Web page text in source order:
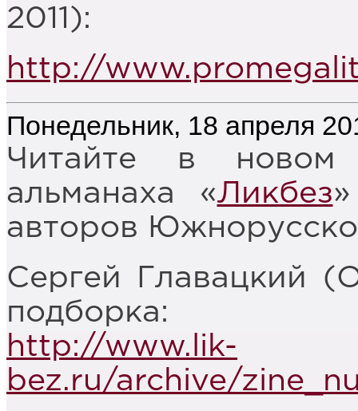
2011):
http://
Понедельник, 18 апреля
Читайте в новом
альманаха «Ликбез
авторов
Сергей Главацкий
подборка:
http://www.lik-
bez.ru/archive/